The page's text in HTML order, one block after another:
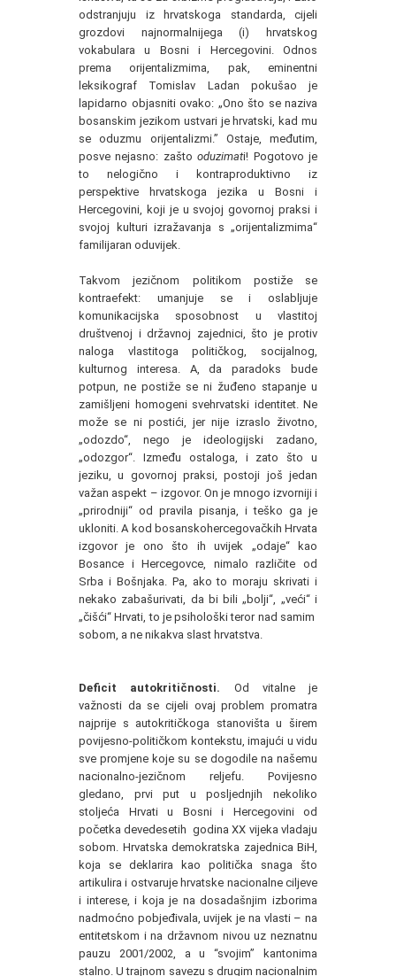
odstranjuju iz hrvatskoga standarda, cijeli
grozdovi najnormalnijega (i) hrvatskog
vokabulara u Bosni i Hercegovini. Odnos
prema orijentalizmima, pak, eminentni
leksikograf Tomislav Ladan pokušao je
lapidarno objasniti ovako: „Ono što se naziva
bosanskim jezikom ustvari je hrvatski, kad mu
se oduzmu orijentalizmi.” Ostaje, međutim,
posve nejasno: zaštooduzimati! Pogotovo je
to nelogično i kontraproduktivno iz
perspektive hrvatskoga jezika u Bosni i
Hercegovini, koji je u svojoj govornoj praksi i
svojoj kulturi izražavanja s „orijentalizmima“
familijaran oduvijek.
Takvom jezičnom politikom postiže se
kontraefekt: umanjuje se i oslabljuje
komunikacijska sposobnost u vlastitoj
društvenoj i državnoj zajednici, što je protiv
naloga vlastitoga političkog, socijalnog,
kulturnog interesa. A, da paradoks bude
potpun, ne postiže se ni žuđeno stapanje u
zamišljeni homogeni svehrvatski identitet. Ne
može se ni postići, jer nije izraslo životno,
„odozdo“, nego je ideologijski zadano,
„odozgor“. Između ostaloga, i zato što u
jeziku, u govornoj praksi, postoji još jedan
važan aspekt – izgovor. On je mnogo izvorniji i
„prirodniji“ od pravila pisanja, i teško ga je
ukloniti. A kod bosanskohercegovačkih Hrvata
izgovor je ono što ih uvijek „odaje“ kao
Bosance i Hercegovce, nimalo različite od
Srba i Bošnjaka. Pa, ako to moraju skrivati i
nekako zabašurivati, da bi bili „bolji“, „veći“ i
„čišći“ Hrvati, to je psihološki teror nad samim
sobom, a ne nikakva slast hrvatstva.
Deficit autokritičnosti. Od vitalne je
važnosti da se cijeli ovaj problem promatra
najprije s autokritičkoga stanovišta u širem
povijesno-političkom kontekstu, imajući u vidu
sve promjene koje su se dogodile na našemu
nacionalno-jezičnom reljefu. Povijesno
gledano, prvi put u posljednjih nekoliko
stoljeća Hrvati u Bosni i Hercegovini od
početka devedesetih godina XX vijeka vladaju
sobom. Hrvatska demokratska zajednica BiH,
koja se deklarira kao politička snaga što
artikulira i ostvaruje hrvatske nacionalne ciljeve
i interese, i koja je na dosadašnjim izborima
nadmoćno pobjeđivala, uvijek je na vlasti – na
entitetskom i na državnom nivou uz neznatnu
pauzu 2001/2002, a u “svojim” kantonima
stalno. U trajnom savezu s drugim nacionalnim